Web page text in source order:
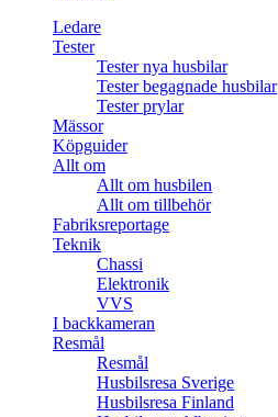
Ledare
Tester
Tester nya husbilar
Tester begagnade husbilar
Tester prylar
Mässor
Köpguider
Allt om
Allt om husbilen
Allt om tillbehör
Fabriksreportage
Teknik
Chassi
Elektronik
VVS
I backkameran
Resmål
Resmål
Husbilsresa Sverige
Husbilsresa Finland